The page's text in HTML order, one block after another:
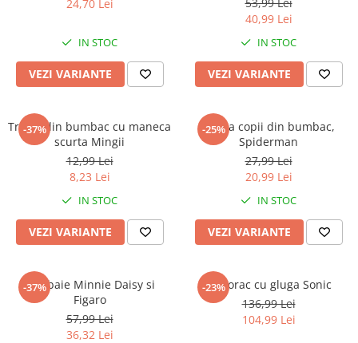
Wonder Woman
The Grinch
FLAMINGO
Incaltaminte fete
Ghete si cizme fete
Pantofi fete
Pantofi sport fete
Sandale fete
24,70 Lei
IN STOC
VEZI VARIANTE
40,99 Lei
IN STOC
VEZI VARIANTE
-37%
Tricou din bumbac cu maneca
scurta Mingii
12,99 Lei
8,23 Lei
IN STOC
VEZI VARIANTE
-25%
Sapca copii din bumbac,
Spiderman
27,99 Lei
20,99 Lei
IN STOC
VEZI VARIANTE
-37%
Slip baie Minnie Daisy si
Figaro
57,99 Lei
36,32 Lei
-23%
Hanorac cu gluga Sonic
136,99 Lei
104,99 Lei